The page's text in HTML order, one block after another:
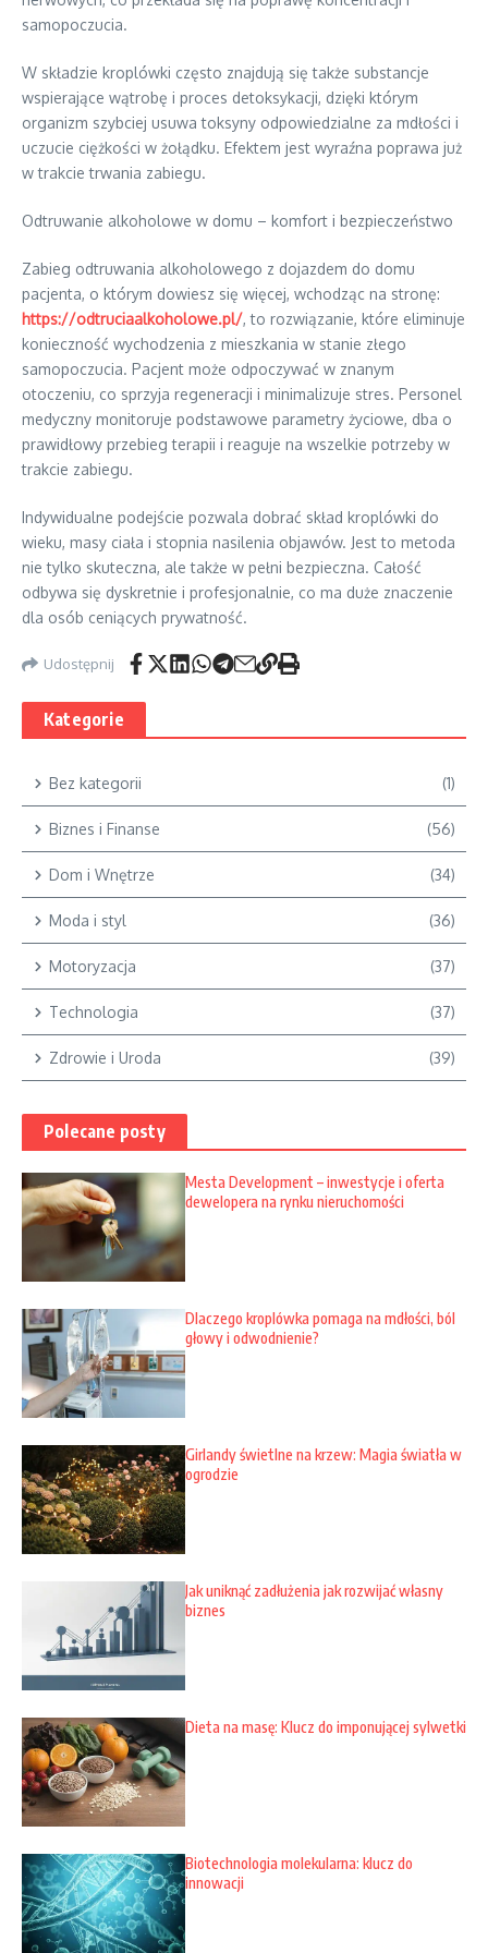
samopoczucia.
W składzie kroplówki często znajdują się także substancje
wspierające wątrobę i proces detoksykacji, dzięki którym
organizm szybciej usuwa toksyny odpowiedzialne za mdłości i
uczucie ciężkości w żołądku. Efektem jest wyraźna poprawa już
w trakcie trwania zabiegu.
Odtruwanie alkoholowe w domu – komfort i bezpieczeństwo
Zabieg odtruwania alkoholowego z dojazdem do domu
pacjenta, o którym dowiesz się więcej, wchodząc na stronę:
https://odtruciaalkoholowe.pl/, to rozwiązanie, które eliminuje
konieczność wychodzenia z mieszkania w stanie złego
samopoczucia. Pacjent może odpoczywać w znanym
otoczeniu, co sprzyja regeneracji i minimalizuje stres. Personel
medyczny monitoruje podstawowe parametry życiowe, dba o
prawidłowy przebieg terapii i reaguje na wszelkie potrzeby w
trakcie zabiegu.
Indywidualne podejście pozwala dobrać skład kroplówki do
wieku, masy ciała i stopnia nasilenia objawów. Jest to metoda
nie tylko skuteczna, ale także w pełni bezpieczna. Całość
odbywa się dyskretnie i profesjonalnie, co ma duże znaczenie
dla osób ceniących prywatność.
Udostępnij
Kategorie
Bez kategorii (1)
Biznes i Finanse (56)
Dom i Wnętrze (34)
Moda i styl (36)
Motoryzacja (37)
Technologia (37)
Zdrowie i Uroda (39)
Polecane posty
Mesta Development – inwestycje i oferta
dewelopera na rynku nieruchomości
Dlaczego kroplówka pomaga na mdłości, ból
głowy i odwodnienie?
Girlandy świetlne na krzew: Magia światła w
ogrodzie
Jak uniknąć zadłużenia jak rozwijać własny
biznes
Dieta na masę: Klucz do imponującej sylwetki
Biotechnologia molekularna: klucz do
innowacji